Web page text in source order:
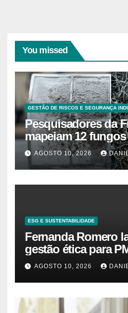
You missed
GESTÃO DE RISCOS E SEGURANÇA
Pesquisadores da
mapeiam 12
ar-condicionado
agravam rinite e
limpeza com spray
deles
AGOSTO 10, 2026
ESG E SUSTENTABILIDADE
Fernanda Romero
gestão ética para
startups
AGOSTO 10, 2026